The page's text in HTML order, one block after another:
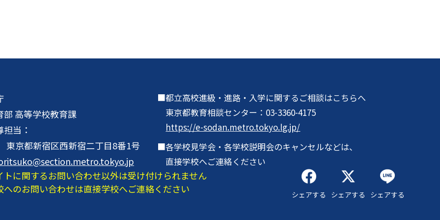
部 高等学校教育課
当：
京都新宿区西新宿二丁目8番1号
都立高校進級・進路・入学に関するご相談はこちらへ
東京都教育相談センター： 03-3360-4175
https://e-sodan.metro.tokyo.lg.jp/
各学校見学会・各学校説明会のキャンセルなどは、
直接学校へご連絡ください
トに関するお問い合わせ以外は受け付けられません
へのお問い合わせは直接学校へご連絡ください
シェアする シェアする シェアする